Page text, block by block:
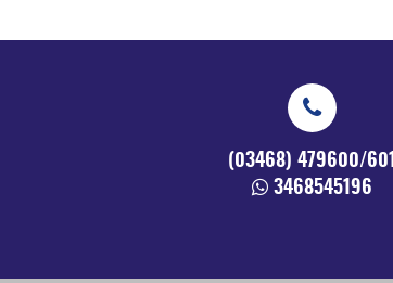
(03468) 479600/601
3468545196